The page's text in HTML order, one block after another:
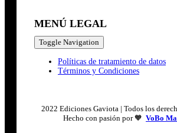
MENÚ LEGAL
Toggle Navigation
Políticas de tratamiento de datos
Términos y Condiciones
2022 Ediciones Gaviota | Todos los
Hecho con pasión por 🧡 VoBo